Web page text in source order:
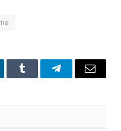
Tumblr TelegramEmail